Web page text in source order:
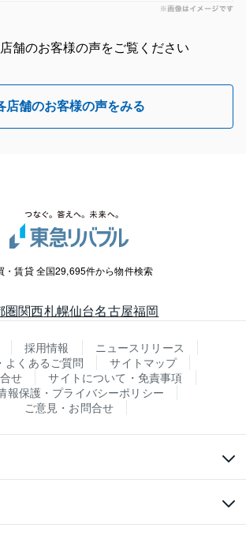
舗のお客様の声をご覧ください
店舗のお客様の声をみる
・賃貸 全国29,695件から物件検索
圏関西札幌仙台名古屋福岡
採用情報
ニュースリリース
よくあるご質問
サイトマップ
せ
サイトについて・免責事項
報保護・プライバシーポリシー
ご意見・お問合せ
購入